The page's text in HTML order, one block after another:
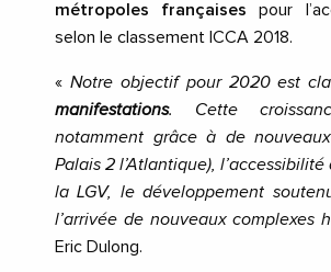
métropoles françaises pour
selon le classement ICCA 2018.
« Notre objectif pour 2020 est
manifestations. Cette
notamment grâce à de
Palais 2 l’Atlantique),
la LGV, le développement
l’arrivée de nouveaux complexes
Eric Dulong.